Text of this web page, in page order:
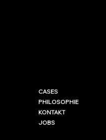
CASES
PHILOSOPHIE
KONTAKT
JOBS